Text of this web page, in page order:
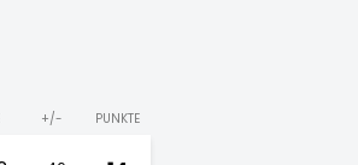
+/- PUNKTE